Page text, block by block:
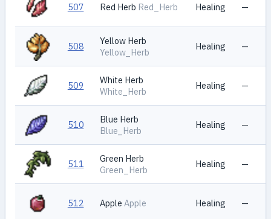
507 Red Herb Red_Herb Healing —
508
Yellow Herb
Yellow_Herb
Healing —
509
White Herb
White_Herb
Healing —
510
Blue Herb
Blue_Herb
Healing —
511
Green Herb
Green_Herb
Healing —
512 Apple Apple Healing —